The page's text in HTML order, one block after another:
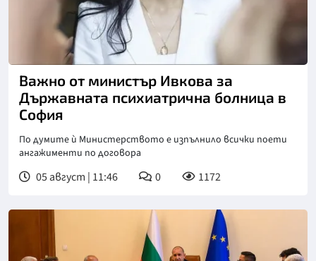
Снимка: БГНЕС
Важно от министър Ивкова за
Държавната психиатрична болница в
София
По думите ѝ Министерството е изпълнило всички поети
ангажименти по договора
05 август | 11:46 0 1172